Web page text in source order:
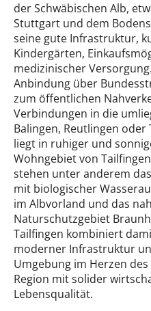
der Schwäbischen Alb,
Stuttgart und dem
seine gute Infrastruktur,
Kindergärten,
medizinischer
Anbindung über
zum öffentlichen
Verbindungen in die
Balingen, Reutlingen
liegt in ruhiger und
Wohngebiet von
stehen unter anderem
mit biologischer
im Albvorland und das
Naturschutzgebiet
Tailfingen kombiniert
moderner Infrastruktur
Umgebung im Herzen
Region mit solider
Lebensqualität.